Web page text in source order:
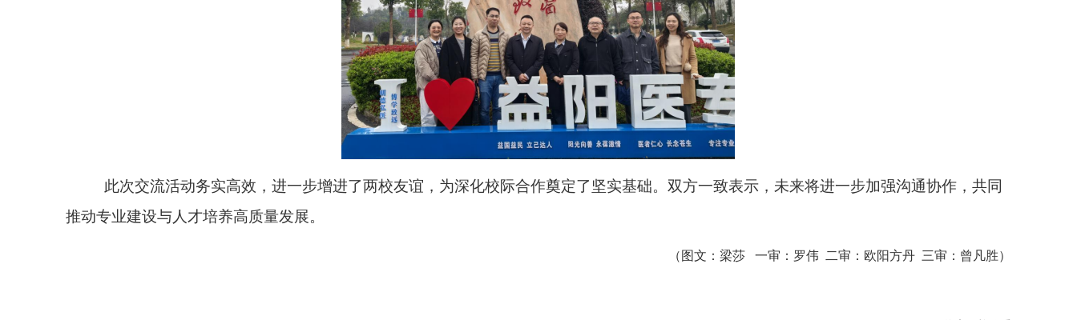
此次交流活动务实高效，进一步增进了两校友谊，为深化校际合作奠定了坚实基础。双方一致表示，未来将进一步加强沟通协作，共同
推动专业建设与人才培养高质量发展。
（ 图文：梁莎 一审：罗伟 二审：欧阳方丹 三审：曾凡胜）